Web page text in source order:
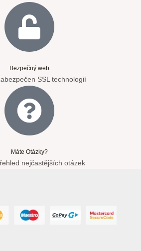
Bezpečný web
SSL technologií
Máte Otázky?
nejčastějších otázek